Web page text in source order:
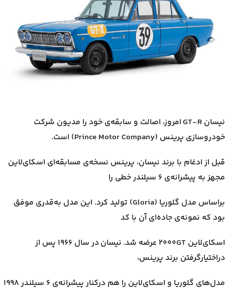
نیسان GT-R امروز، اصالت و سابقه‌ی خود را مدیون شرکت
خودروسازی پرینس (Prince Motor Company) است.
قبل از ادغام با برند نیسان، پرینس نسخه‌ی مسابقه‌ای اسکای‌لاین
مجهز به پیشرانه‌ی ۶ سیلندر خطی را
براساس مدل گلوریا (Gloria) تولید کرد. این مدل به‌قدری موفق
بود که نمونه‌ی جاده‌ای آن با کد
اسکای‌لاین ۲۰۰۰GT عرضه شد. نیسان در سال ۱۹۶۶ پس از
دراختیارگرفتن برند پرینس،
مدل‌های گلوریا و اسکای‌لاین را هم درکنار پیشرانه‌ی ۶ سیلندر ۱۹۹۸